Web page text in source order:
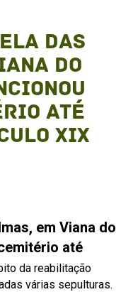
das
do
até
XIX
em Viana do
até
da reabilitação
várias sepulturas.